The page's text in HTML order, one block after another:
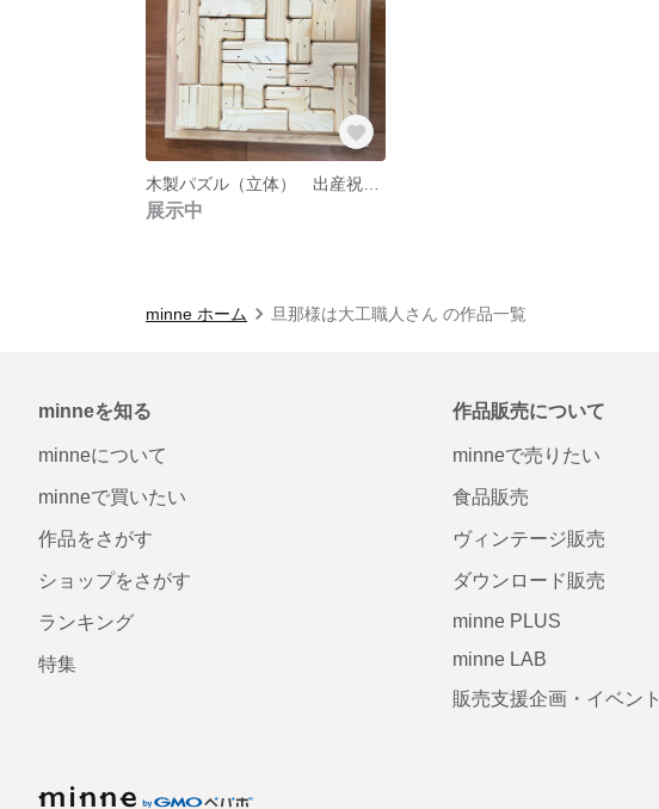
展示中
minne ホーム 旦那様は大工職人さん の作品一覧
minneを知る
minneについて
minneで買いたい
作品をさがす
ショップをさがす
ランキング
特集
作品販売について
minneで売りたい
食品販売
ヴィンテージ販売
ダウンロード販売
minne PLUS
minne LAB
販売支援企画・イベント